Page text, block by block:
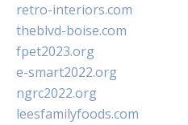
retro-interiors.com
theblvd-boise.com
fpet2023.org
e-smart2022.org
ngrc2022.org
leesfamilyfoods.com